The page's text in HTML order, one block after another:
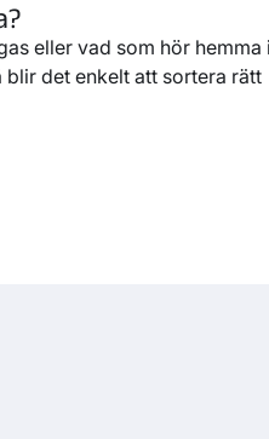
eller vad som hör hemma
blir det enkelt att sortera rätt